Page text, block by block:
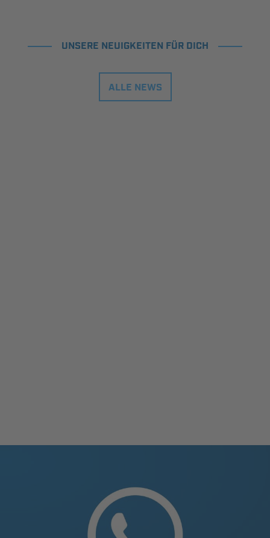
UNSERE NEUIGKEITEN FÜR DICH
ALLE NEWS